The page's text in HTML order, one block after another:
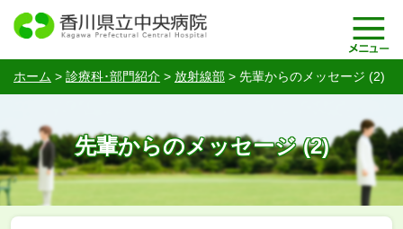
ホーム > 診療科･部門紹介 > 放射線部 > 先輩からのメッセージ (2)
先輩からのメッセージ (2)